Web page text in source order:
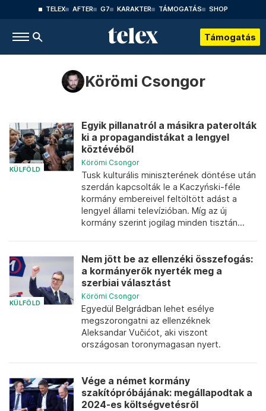
TELEX AFTER G7 KARAKTER TÁMOGATÁS SHOP
Támogatás
Körömi Csongor
KÜLFÖLD
Egyik pillanatról a másikra paterolták
ki a propagandistákat a lengyel
köztévéből
Körömi Csongor
Tusk kulturális miniszterének döntése után
szerdán kapcsolták le a Kaczyński-féle
kormány embereivel feltöltött adást a
lengyel állami televízióban. Míg az új
kormány szerint jogilag minden tisztán...
KÜLFÖLD
Nem jött be az ellenzéki összefogás:
a kormányerők nyerték meg a
szerbiai választást
Körömi Csongor
Egyedül Belgrádban lehet esélye
megszorongatni az ellenzéknek
Aleksandar Vučićot, aki viszont
országosan toronymagasan nyert.
Vége a német kormány
szakítópróbájának: megállapodtak a
2024-es költségvetésről